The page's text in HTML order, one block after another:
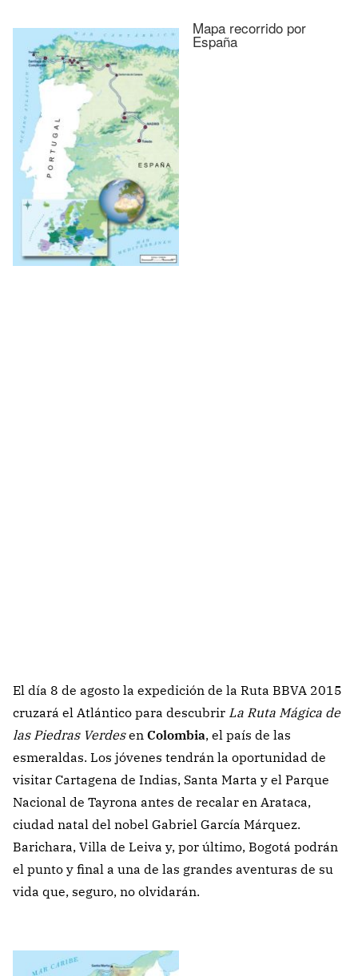
Mapa recorrido por
España
El día 8 de agosto la expedición de la Ruta BBVA 2015
cruzará el Atlántico para descubrir La Ruta Mágica de
las Piedras Verdesen Colombia, el país de las
esmeraldas. Los jóvenes tendrán la oportunidad de
visitar Cartagena de Indias, Santa Marta y el Parque
Nacional de Tayrona antes de recalar en Arataca,
ciudad natal del nobel Gabriel García Márquez.
Barichara, Villa de Leiva y, por último, Bogotá podrán
el punto y final a una de las grandes aventuras de su
vida que, seguro, no olvidarán.